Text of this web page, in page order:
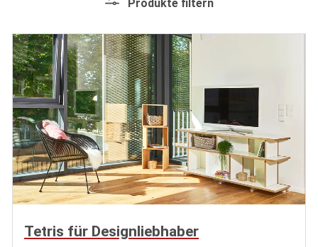
Produkte filtern
Tetris für Designliebhaber